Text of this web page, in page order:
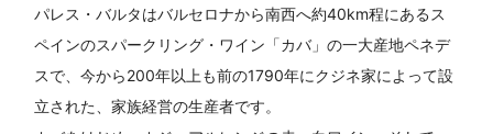
パレス・バルタはバルセロナから南西へ約40km程にあるス
ペインのスパークリング・ワイン「カバ」の一大産地ペネデ
スで、今から200年以上も前の1790年にクジネ家によって設
立された、家族経営の生産者です。